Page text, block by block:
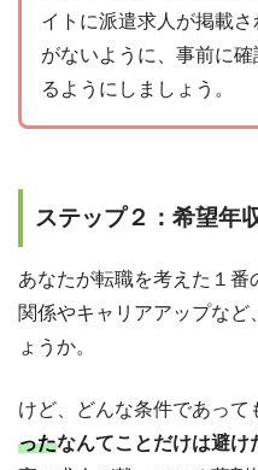
イトに派遣求人が掲載
がないように、事前に
るようにしましょう。
ステップ２：希望年
あなたが転職を考えた１番
関係やキャリアアップなど
ょうか。
けど、どんな条件であって
ったなんてことだけは避け